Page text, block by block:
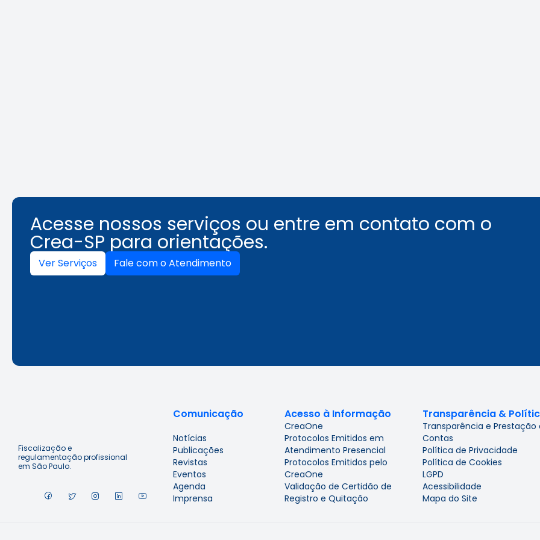
Acesse nossos serviços ou entre em contato com o
Crea-SP para orientações.
Ver Serviços Fale com o Atendimento
Fiscalização e
regulamentação profissional
em São Paulo.
Comunicação
Notícias
Publicações
Revistas
Eventos
Agenda
Imprensa
Acesso à Informação
CreaOne
Protocolos Emitidos em
Atendimento Presencial
Protocolos Emitidos pelo
CreaOne
Validação de Certidão de
Registro e Quitação
Transparência &
Transparência e Prestação
Contas
Política de Privacidade
Política de Cookies
LGPD
Acessibilidade
Mapa do Site